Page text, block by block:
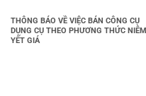
THÔNG BÁO VỀ VIỆC BÁN CÔNG CỤ
DỤNG CỤ THEO PHƯƠNG THỨC NIÊM
YẾT GIÁ